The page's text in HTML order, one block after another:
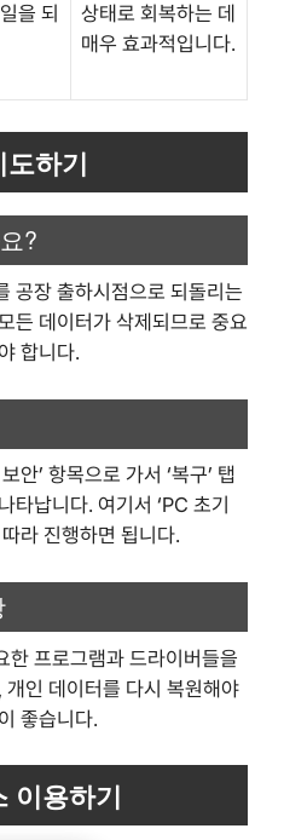
을 되
상태로 회복하는 데
매우 효과적입니다.
하기
?
공장 출하시점으로 되돌리는
든 데이터가 삭제되므로 중요
합니다.
안’ 항목으로 가서 ‘복구’ 탭
타납니다. 여기서 ‘PC 초기
라 진행하면 됩니다.
한 프로그램과 드라이버들을
인 데이터를 다시 복원해야
좋습니다.
이용하기